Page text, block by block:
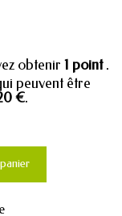
obtenir 1 point .
peuvent être
€.